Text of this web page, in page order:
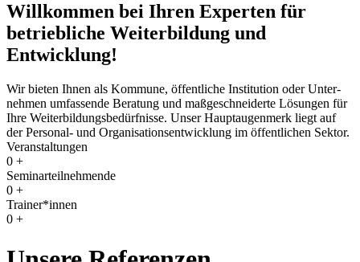
Willkommen bei Ihren Experten für
betriebliche Weiterbildung und
Entwicklung!
Wir bieten Ihnen als Kommune, öffentliche Institution oder Unter­
nehmen umfassende Beratung und maß­geschneiderte Lösungen für
Ihre Weiterbildungs­bedürfnisse. Unser Haupt­augenmerk liegt auf
der Personal- und Organisations­entwicklung im öffentlichen Sektor.
Veranstaltungen
0 +
Seminarteilnehmende
0 +
Trainer*innen
0 +